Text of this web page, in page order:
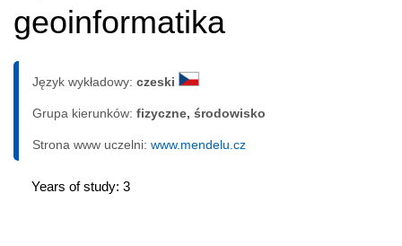
geoinformatika
Język wykładowy: czeski
Grupa kierunków: fizyczne, środowisko
Strona www uczelni: www.mendelu.cz
Years of study: 3